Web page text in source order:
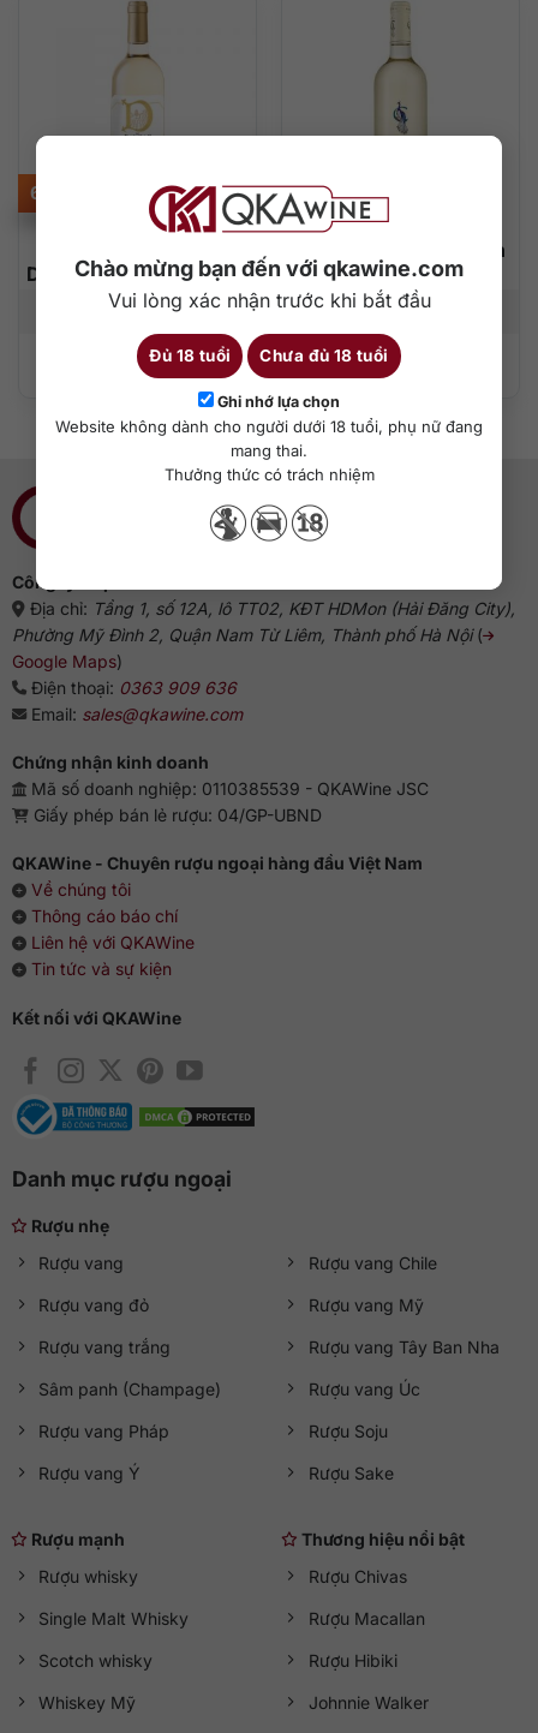
Chào mừng bạn đến với qkawine.com
Vui lòng xác nhận trước khi bắt đầu
Đủ 18 tuổi Chưa đủ 18 tuổi
Ghi nhớ lựa chọn
Website không dành cho người dưới 18 tuổi, phụ nữ đang
mang thai.
Thưởng thức có trách nhiệm
Dauzac Bordeaux Blanc
605.000
750 ml 12%
Thêm vào giỏ hàng
Le Bordeaux de Citran
Blanc
480.000₫
750 ml
Thêm vào giỏ hàng
Công ty cổ phần QKAWine
Địa chỉ: Tầng 1, số 12A, lô TT02, KĐT HDMon (Hải Đăng City),
Phường Mỹ Đình 2, Quận Nam Từ Liêm, Thành phố Hà Nội(
Google Maps)
Điện thoại: 0363 909 636
Email: sales@qkawine.com
Chứng nhận kinh doanh
Mã số doanh nghiệp: 0110385539 - QKAWine JSC
Giấy phép bán lẻ rượu: 04/GP-UBND
QKAWine - Chuyên rượu ngoại hàng đầu Việt Nam
Về chúng tôi
Thông cáo báo chí
Liên hệ với QKAWine
Tin tức và sự kiện
Kết nối với QKAWine
Danh mục rượu ngoại
Rượu nhẹ
Rượu vang
Rượu vang đỏ
Rượu vang trắng
Sâm panh (Champage)
Rượu vang Pháp
Rượu vang Ý
Rượu vang Chile
Rượu vang Mỹ
Rượu vang Tây Ban Nha
Rượu vang Úc
Rượu Soju
Rượu Sake
Rượu mạnh
Rượu whisky
Single Malt Whisky
Scotch whisky
Whiskey Mỹ
Thương hiệu nổi bật
Rượu Chivas
Rượu Macallan
Rượu Hibiki
Johnnie Walker